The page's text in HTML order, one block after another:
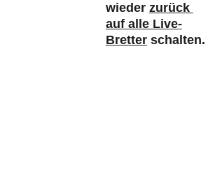
wieder zurück
auf alle Live-
Bretter schalten.